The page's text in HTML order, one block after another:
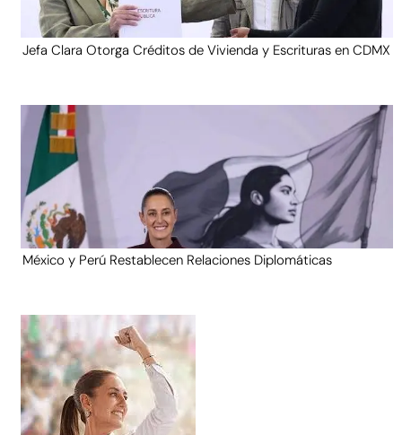
Jefa Clara Otorga Créditos de Vivienda y Escrituras en CDMX
México y Perú Restablecen Relaciones Diplomáticas